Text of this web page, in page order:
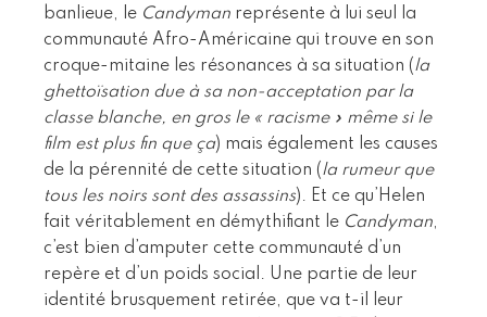
banlieue, le Candyman représente à lui seul la
communauté Afro-Américaine qui trouve en son
croque-mitaine les résonances à sa situation (la
ghettoïsation due à sa non-acceptation par la
classe blanche, en gros le « racisme » même si le
film est plus fin que ça) mais également les causes
de la pérennité de cette situation (la rumeur que
tous les noirs sont des assassins). Et ce qu’Helen
fait véritablement en démythifiant le Candyman,
c’est bien d’amputer cette communauté d’un
repère et d’un poids social. Une partie de leur
identité brusquement retirée, que va t-il leur